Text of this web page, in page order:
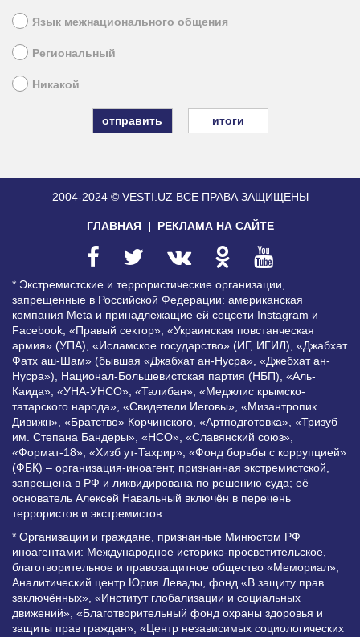
Язык межнационального общения
Региональный
Никакой
итоги
2004-2024 © VESTI.UZ ВСЕ ПРАВА ЗАЩИЩЕНЫ
ГЛАВНАЯ РЕКЛАМА НА САЙТЕ
* Экстремистские и террористические организации,
запрещенные в Российской Федерации: американская
компания Meta и принадлежащие ей соцсети Instagram и
Facebook, «Правый сектор», «Украинская повстанческая
армия» (УПА), «Исламское государство» (ИГ, ИГИЛ), «Джабхат
Фатх аш-Шам» (бывшая «Джабхат ан-Нусра», «Джебхат ан-
Нусра»), Национал-Большевистская партия (НБП), «Аль-
Каида», «УНА-УНСО», «Талибан», «Меджлис крымско-
татарского народа», «Свидетели Иеговы», «Мизантропик
Дивижн», «Братство» Корчинского, «Артподготовка», «Тризуб
им. Степана Бандеры», «НСО», «Славянский союз»,
«Формат-18», «Хизб ут-Тахрир», «Фонд борьбы с коррупцией»
(ФБК) – организация-иноагент, признанная экстремистской,
запрещена в РФ и ликвидирована по решению суда; её
основатель Алексей Навальный включён в перечень
террористов и экстремистов.
* Организации и граждане, признанные Минюстом РФ
иноагентами: Международное историко-просветительское,
благотворительное и правозащитное общество «Мемориал»,
Аналитический центр Юрия Левады, фонд «В защиту прав
заключённых», «Институт глобализации и социальных
движений», «Благотворительный фонд охраны здоровья и
защиты прав граждан», «Центр независимых социологических